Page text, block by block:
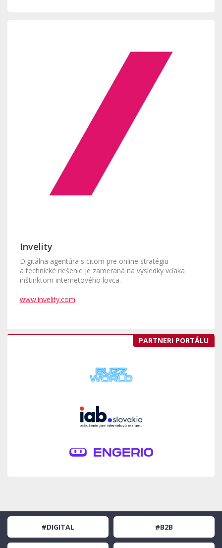
Invelity
Digitálna agentúra s citom pre online stratégiu
a technické riešenie je zameraná na výsledky vďaka
inštinktom internetového lovca.
www.invelity.com
PARTNERI PORTÁLU
#DIGITAL #B2B